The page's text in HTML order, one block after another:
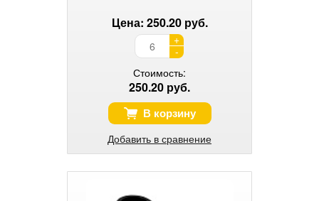
Цена: 250.20 руб.
+
-
Стоимость:
250.20 руб.
В корзину
Добавить в сравнение